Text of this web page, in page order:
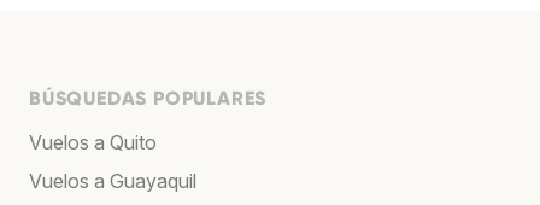
BÚSQUEDAS POPULARES
Vuelos a Quito
Vuelos a Guayaquil